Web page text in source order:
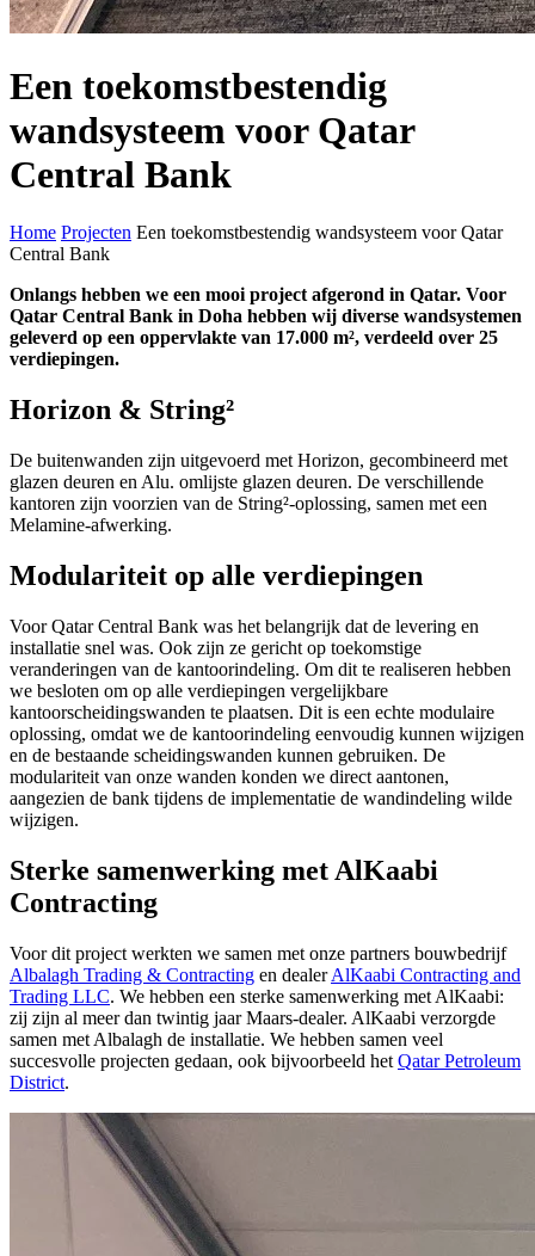
Een toekomstbestendig
wandsysteem voor Qatar
Central Bank
Home Projecten Een toekomstbestendig wandsysteem voor Qatar
Central Bank
Onlangs hebben we een mooi project afgerond in Qatar. Voor
Qatar Central Bank in Doha hebben wij diverse wandsystemen
geleverd op een oppervlakte van 17.000 m², verdeeld over 25
verdiepingen.
Horizon & String²
De buitenwanden zijn uitgevoerd met Horizon, gecombineerd met
glazen deuren en Alu. omlijste glazen deuren. De verschillende
kantoren zijn voorzien van de String²-oplossing, samen met een
Melamine-afwerking.
Modulariteit op alle verdiepingen
Voor Qatar Central Bank was het belangrijk dat de levering en
installatie snel was. Ook zijn ze gericht op toekomstige
veranderingen van de kantoorindeling. Om dit te realiseren hebben
we besloten om op alle verdiepingen vergelijkbare
kantoorscheidingswanden te plaatsen. Dit is een echte modulaire
oplossing, omdat we de kantoorindeling eenvoudig kunnen wijzigen
en de bestaande scheidingswanden kunnen gebruiken. De
modulariteit van onze wanden konden we direct aantonen,
aangezien de bank tijdens de implementatie de wandindeling wilde
wijzigen.
Sterke samenwerking met AlKaabi
Contracting
Voor dit project werkten we samen met onze partners bouwbedrijf
Albalagh Trading & Contracting en dealerAlKaabi Contracting and
Trading LLC. We hebben een sterke samenwerking met AlKaabi:
zij zijn al meer dan twintig jaar Maars-dealer. AlKaabi verzorgde
samen met Albalagh de installatie. We hebben samen veel
succesvolle projecten gedaan, ook bijvoorbeeld het Qatar Petroleum
District.